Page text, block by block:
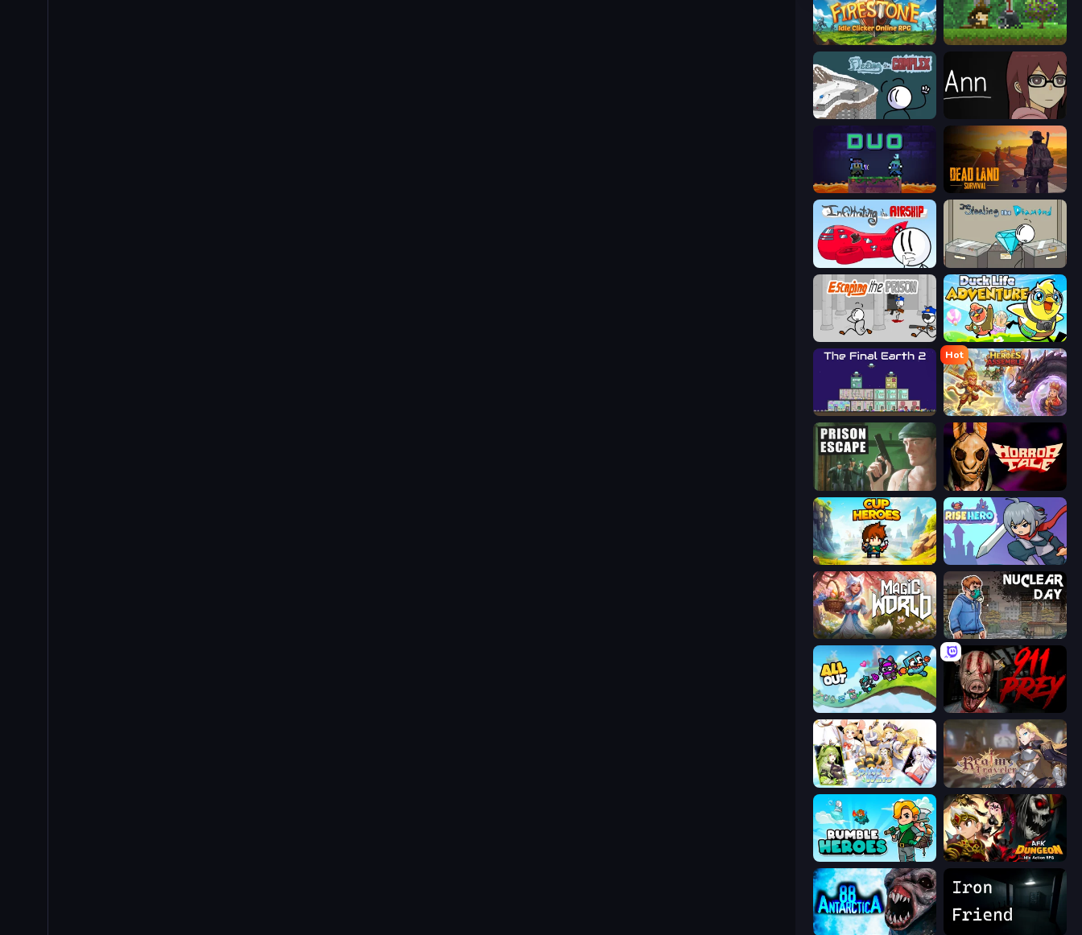
Firestone – Idle Clicker Online RPG Aground
Fleeing the Complex
Duo Dead Land: Survival
Infiltrating the Airship Stealing the Diamond
Escaping the Prison Duck Life: Adventure (Demo)
The Final Earth 2
Hot
Heroes Assemble
Prison Escape Horror Tale
Cup Heroes Rise Hero
Magic World Nuclear Day
All Out 911: Prey
Spirit Wars Realm Traveler
Rumble Heroes AFK Dungeon: Idle Action RPG
Antarctica 88